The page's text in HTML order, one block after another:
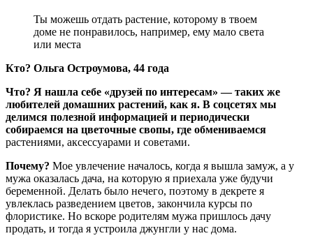
Ты можешь отдать растение, которому в твоем
доме не понравилось, например, ему мало света
или места
Кто? Ольга Остроумова, 44 года
Что? Я нашла себе «друзей по интересам» — таких же
любителей домашних растений, как я. В соцсетях мы
делимся полезной информацией и периодически
собираемся на цветочные свопы, где обмениваемся
растениями, аксессуарами и советами.
Почему? Мое увлечение началось, когда я вышла замуж, а у
мужа оказалась дача, на которую я приехала уже будучи
беременной. Делать было нечего, поэтому в декрете я
увлеклась разведением цветов, закончила курсы по
флористике. Но вскоре родителям мужа пришлось дачу
продать, и тогда я устроила джунгли у нас дома.